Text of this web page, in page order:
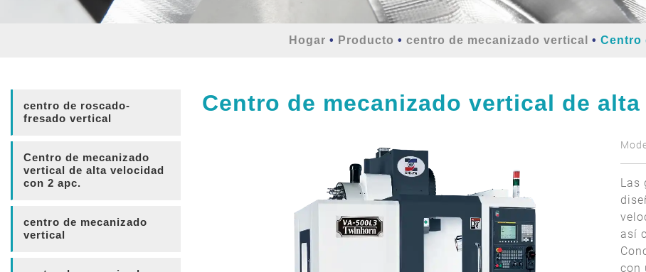
Hogar Producto centro de mecanizado vertical Centro
centro de roscado-
fresado vertical
Centro de mecanizado
vertical de alta velocidad
con 2 apc.
centro de mecanizado
vertical
Centro de mecanizado vertical de
Las
así
con